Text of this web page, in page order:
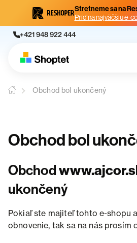
Stretneme sa na
Príď na najväčšiu e-
+421 948 922 444
Obchod bol ukončený
Obchod bol
Obchod
ukončený
Pokiaľ ste majiteľ tohto e-shopu
obnovenie, tak sa na nás prosím